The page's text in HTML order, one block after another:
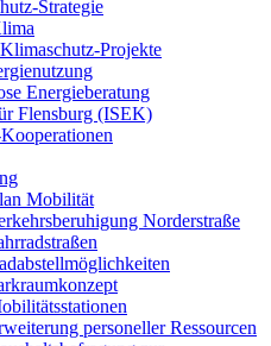
Strategie
Projekte
Energieberatung
Flensburg (ISEK)
Mobilität
Norderstraße
personeller Ressourcen